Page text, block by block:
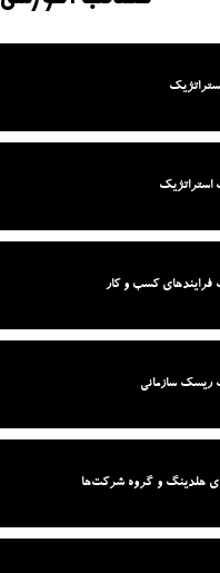
استراتژیک
فرایندهای کسب و کار
ریسک سازمانی
هلدینگ و گروه شرکت‌ها